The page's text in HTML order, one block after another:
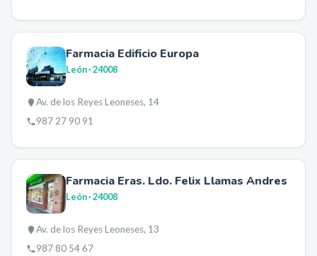
Farmacia Edificio Europa
León· 24008
Av. de los Reyes Leoneses, 14
987 27 90 91
Farmacia Eras. Ldo. Felix Llamas Andres
León· 24008
Av. de los Reyes Leoneses, 13
987 80 54 67